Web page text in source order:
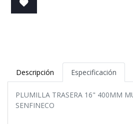
Descripción Especificación
PLUMILLA TRASERA 16" 400MM
SENFINECO